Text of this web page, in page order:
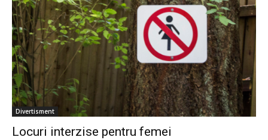
Divertisment
Locuri interzise pentru femei